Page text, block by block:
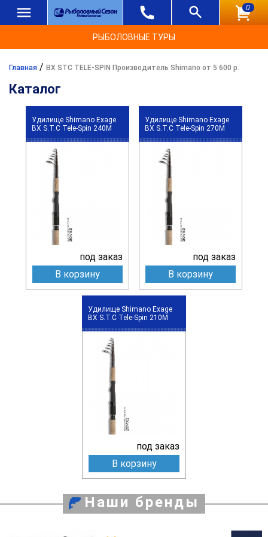
0
РЫБОЛОВНЫЕ ТУРЫ
Главная / BX STC TELE-SPIN Производитель Shimano от 5 600 р.
Каталог
Удилище Shimano Exage
BX S.T.C Tele-Spin 240M
под заказ
В корзину
Удилище Shimano Exage
BX S.T.C Tele-Spin 270M
под заказ
В корзину
Удилище Shimano Exage
BX S.T.C Tele-Spin 210M
под заказ
В корзину
Наши бренды